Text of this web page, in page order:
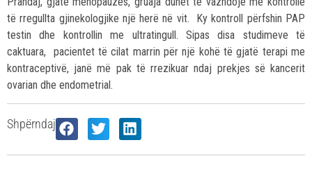
të rregullta gjinekologjike një herë në vit. Ky kontroll përfshin PAP
testin dhe kontrollin me ultratingull. Sipas disa studimeve të
caktuara, pacientet të cilat marrin për një kohë të gjatë terapi me
kontraceptivë, janë më pak të rrezikuar ndaj prekjes së kancerit
ovarian dhe endometrial.
Shpërndaj